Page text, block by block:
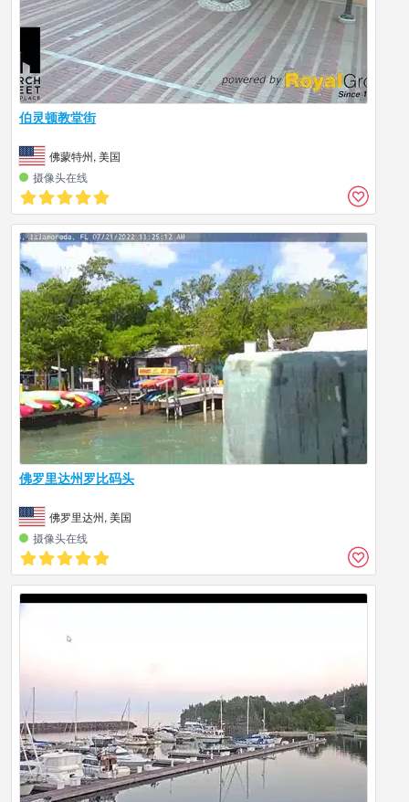
伯灵顿教堂街
佛蒙特州, 美国
摄像头在线
佛罗里达州罗比码头
佛罗里达州, 美国
摄像头在线